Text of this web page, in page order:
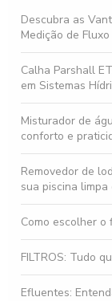
Descubra as
Medição de Fluxo
Calha Parshall
em Sistemas
Misturador de
conforto e
Removedor de
sua piscina
Como escolher
FILTROS: Tudo
Efluentes: